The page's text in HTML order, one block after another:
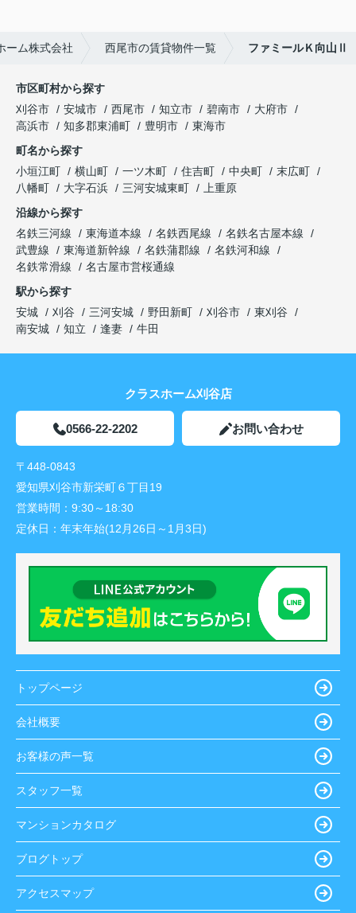
ーム株式会社 西尾市の賃貸物件一覧 ファミールＫ向山Ⅱ
市区町村から探す
刈谷市
安城市 西尾市 知立市 碧南市
大府市
高浜市
知多郡東浦町 豊明市
東海市
町名から探す
小垣江町
横山町 一ツ木町 住吉町 中央町
末広町
八幡町
大字石浜 三河安城東町
上重原
沿線から探す
名鉄三河線
東海道本線 名鉄西尾線
名鉄名古屋本線
武豊線
東海道新幹線 名鉄蒲郡線
名鉄河和線
名鉄常滑線
名古屋市営桜通線
駅から探す
安城
刈谷 三河安城 野田新町 刈谷市
東刈谷
南安城
知立 逢妻 牛田
クラスホーム刈谷店
0566-22-2202 お問い合わせ
〒448-0843
愛知県刈谷市新栄町６丁目19
営業時間： 9:30～18:30
定休日： 年末年始(12月26日～1月3日)
トップページ
会社概要
お客様の声一覧
スタッフ一覧
マンションカタログ
ブログトップ
アクセスマップ